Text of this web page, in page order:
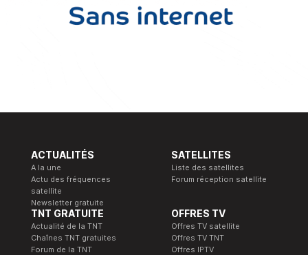
ACTUALITÉS
A la une
Actu des fréquences
satellite
Newsletter gratuite
SATELLITES
Liste des satellites
Forum réception satellite
TNT GRATUITE
Actualité de la TNT
Chaînes TNT gratuites
Forum de la TNT
OFFRES TV
Offres TV satellite
Offres TV TNT
Offres IPTV